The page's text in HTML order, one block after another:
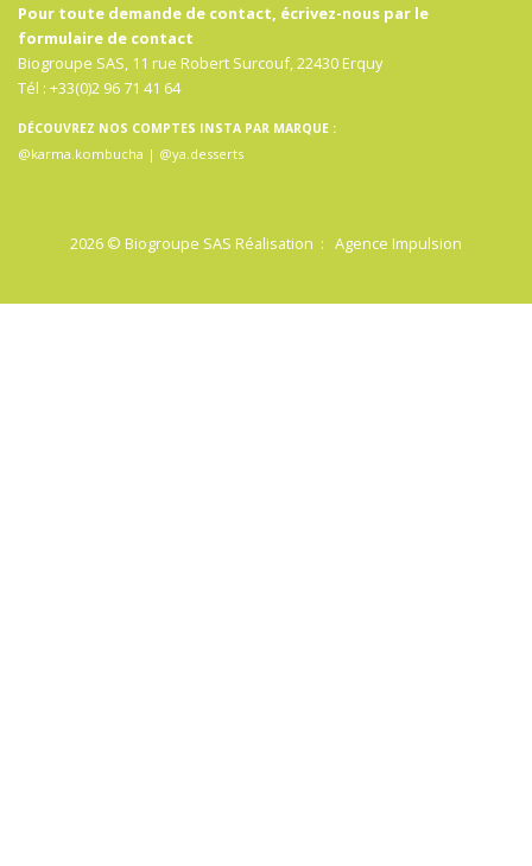
Pour toute demande de contact, écrivez-nous par le
formulaire de contact
Biogroupe SAS, 11 rue Robert Surcouf, 22430 Erquy
Tél : +33(0)2 96 71 41 64
DÉCOUVREZ NOS COMPTES INSTA PAR MARQUE :
@karma.kombucha | @ya.desserts
2026 © Biogroupe SAS Réalisation : Agence Impulsion